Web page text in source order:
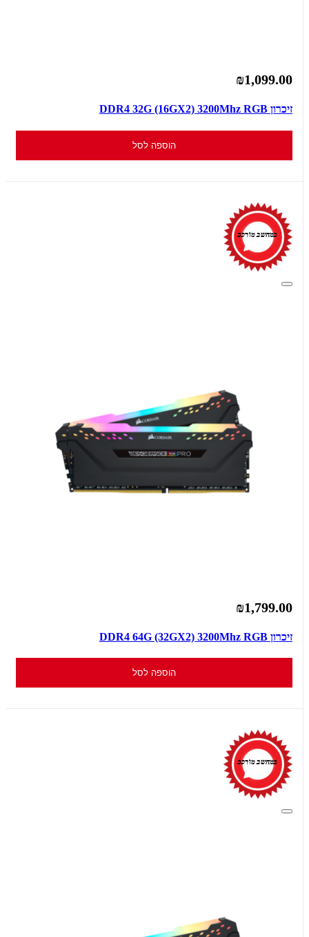
₪1,099.00
זיכרון DDR4 32G (16GX2) 3200Mhz RGB
הוספה לסל
₪1,799.00
זיכרון DDR4 64G (32GX2) 3200Mhz RGB
הוספה לסל